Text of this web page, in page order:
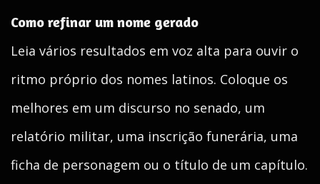
Como refinar um nome gerado
Leia vários resultados em voz alta para ouvir o
ritmo próprio dos nomes latinos. Coloque os
melhores em um discurso no senado, um
relatório militar, uma inscrição funerária, uma
ficha de personagem ou o título de um capítulo.